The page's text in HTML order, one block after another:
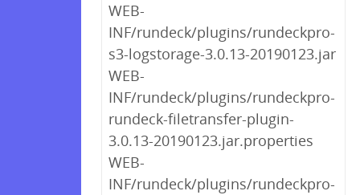
WEB-
INF/rundeck/plugins/rundeckpro-
s3-logstorage-3.0.13-20190123.jar
WEB-
INF/rundeck/plugins/rundeckpro-
rundeck-filetransfer-plugin-
3.0.13-20190123.jar.properties
WEB-
INF/rundeck/plugins/rundeckpro-